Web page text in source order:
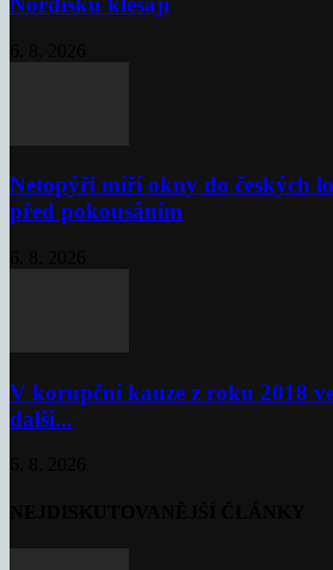
Netopýři míří okny do českých
před pokousáním
V korupční kauze z roku 2018
další...